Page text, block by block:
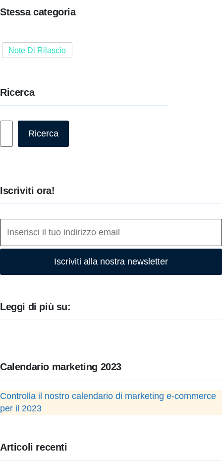
Stessa categoria
Note Di Rilascio
Ricerca
Ricerca
Iscriviti ora!
Iscriviti alla nostra newsletter
Leggi di più su:
Calendario marketing 2023
Controlla il nostro calendario di marketing e-commerce
per il 2023
Articoli recenti